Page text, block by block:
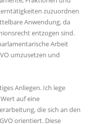
zuzuordnen
Anwendung, da
entzogen sind.
Arbeit
umzusetzen und
Anliegen. Ich lege
auf eine
die sich an den
orientiert. Diese